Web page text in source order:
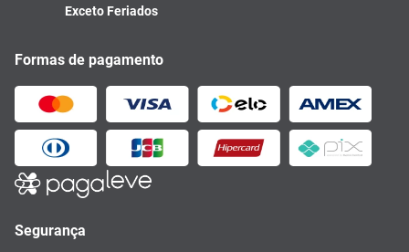
Exceto Feriados
Formas de pagamento
Segurança